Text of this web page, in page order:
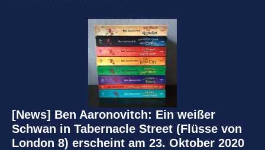
[News] Ben Aaronovitch: Ein weißer
Schwan in Tabernacle Street (Flüsse von
London 8) erscheint am 23. Oktober 2020